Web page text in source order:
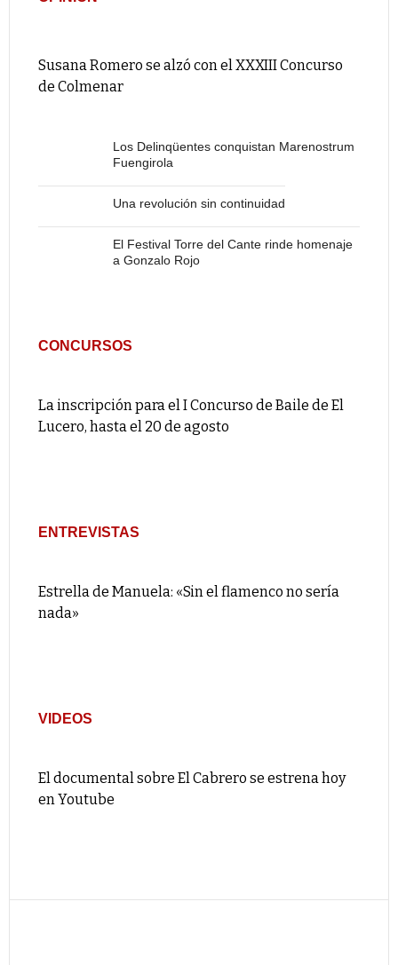
Susana Romero se alzó con el XXXIII Concurso
de Colmenar
Los Delinqüentes conquistan Marenostrum
Fuengirola
Una revolución sin continuidad
El Festival Torre del Cante rinde homenaje
a Gonzalo Rojo
CONCURSOS
La inscripción para el I Concurso de Baile de El
Lucero, hasta el 20 de agosto
ENTREVISTAS
Estrella de Manuela: «Sin el flamenco no sería
nada»
VIDEOS
El documental sobre El Cabrero se estrena hoy
en Youtube